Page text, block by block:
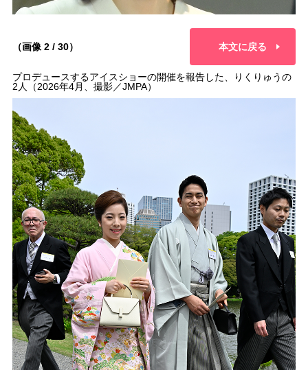
（画像 2 / 30） 本文に戻る
プロデュースするアイスショーの開催を報告した、りくりゅうの
2人（2026年4月、撮影／JMPA）